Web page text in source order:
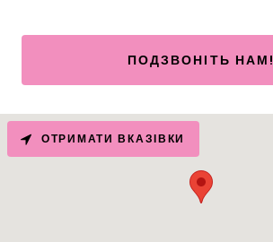
ПОДЗВОНІТЬ НАМ!
ОТРИМАТИ ВКАЗІВКИ